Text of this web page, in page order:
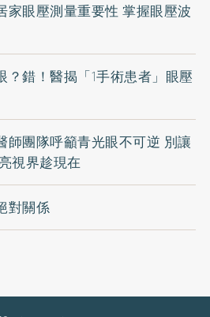
家眼壓測量重要性 掌握眼壓波
？錯！醫揭「1手術患者」眼壓
師團隊呼籲青光眼不可逆 別讓
視界趁現在
對關係